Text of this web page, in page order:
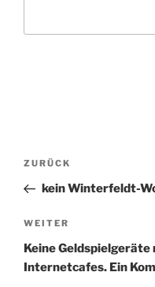
e
r
a
t
i
Beitragsnavigation
Vorheriger
Beitrag
ZURÜCK
kein Winterfeldt-
Nächster
Beitrag
WEITER
Keine Geldspielgeräte
Internetcafes. Ein